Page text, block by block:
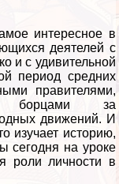
интересное в
деятелей с
и с удивительной
период средних
правителями,
борцами за
движений. И
изучает историю,
сегодня на уроке
роли личности в